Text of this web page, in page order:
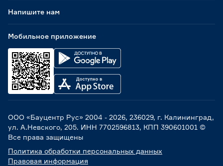
Мобильное приложение
Напишите нам
ООО «Бауцентр Рус» 2004 - 2026, 236029, г. Калининград,
ул. А.Невского, 205. ИНН 7702596813, КПП 390601001 ©
Все права защищены
Политика обработки персональных данных
Правовая информация